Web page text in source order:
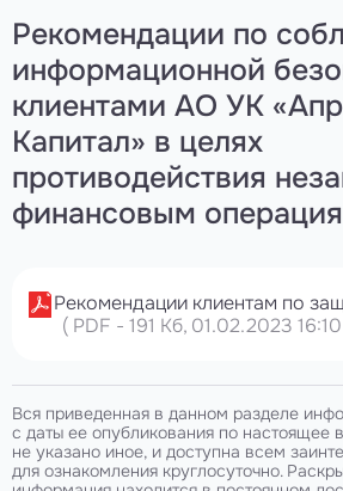
Рекомендации по
информационной
клиентами АО УК
Капитал» в целях
противодействия
финансовым
Рекомендации клиентам по
( PDF - 191 Кб, 01.02.2023 16:10
Вся приведенная в данном разделе
с даты ее опубликования по настоящее
не указано иное, и доступна всем
для ознакомления круглосуточно.